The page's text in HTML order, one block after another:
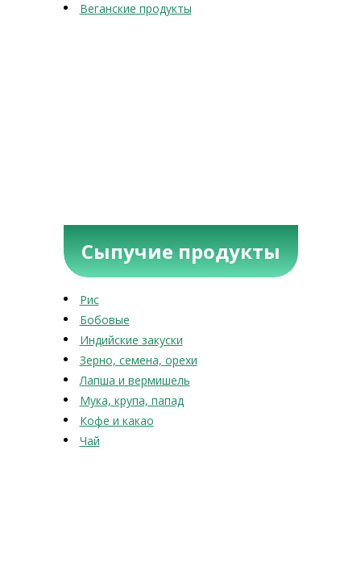
Веганские продукты
Сыпучие продукты
Рис
Бобовые
Индийские закуски
Зерно, семена, орехи
Лапша и вермишель
Мука, крупа, папад
Кофе и какао
Чай